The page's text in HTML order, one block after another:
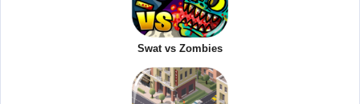
Swat vs Zombies